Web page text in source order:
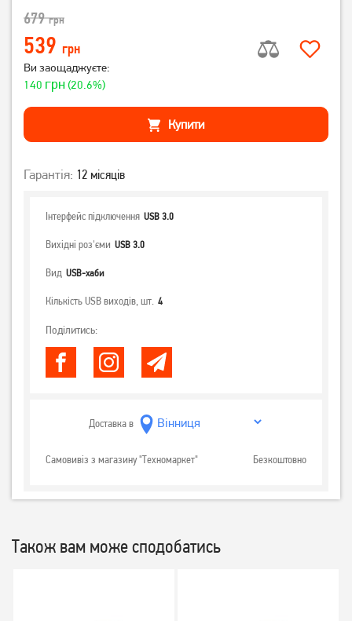
679грн
539 грн
Ви заощаджуєте:
140 грн(20.6%)
Купити
Гарантія: 12 місяців
Інтерфейс підключення USB 3.0
Вихідні роз'єми USB 3.0
Вид USB-хаби
Кількість USB виходів, шт. 4
Поділитись:
Доставка в
Самовивіз з магазину "Техномаркет" Безкоштовно
Також вам може сподобатись